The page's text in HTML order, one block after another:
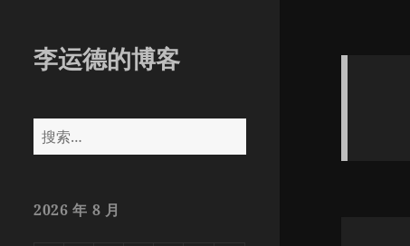
李运德的博客
搜
索：
2026 年 8 月